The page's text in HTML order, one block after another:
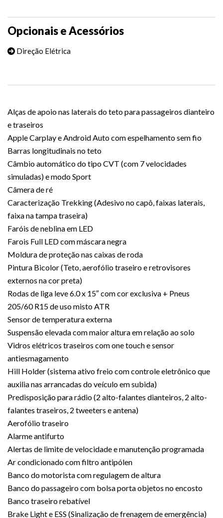
Opcionais e Acessórios
Direção Elétrica
Alças de apoio nas laterais do teto para passageiros dianteiro
e traseiros
Apple Carplay e Android Auto com espelhamento sem fio
Barras longitudinais no teto
Câmbio automático do tipo CVT (com 7 velocidades
simuladas) e modo Sport
Câmera de ré
Caracterização Trekking (Adesivo no capô, faixas laterais,
faixa na tampa traseira)
Faróis de neblina em LED
Farois Full LED com máscara negra
Moldura de proteção nas caixas de roda
Pintura Bicolor (Teto, aerofólio traseiro e retrovisores
externos na cor preta)
Rodas de liga leve 6.0 x 15″ com cor exclusiva + Pneus
205/60 R15 de uso misto ATR
Sensor de temperatura externa
Suspensão elevada com maior altura em relação ao solo
Vidros elétricos traseiros com one touch e sensor
antiesmagamento
Hill Holder (sistema ativo freio com controle eletrônico que
auxilia nas arrancadas do veículo em subida)
Predisposição para rádio (2 alto-falantes dianteiros, 2 alto-
falantes traseiros, 2 tweeters e antena)
Aerofólio traseiro
Alarme antifurto
Alertas de limite de velocidade e manutenção programada
Ar condicionado com filtro antipólen
Banco do motorista com regulagem de altura
Banco do passageiro com bolsa porta objetos no encosto
Banco traseiro rebatível
Brake Light e ESS (Sinalização de frenagem de emergência)